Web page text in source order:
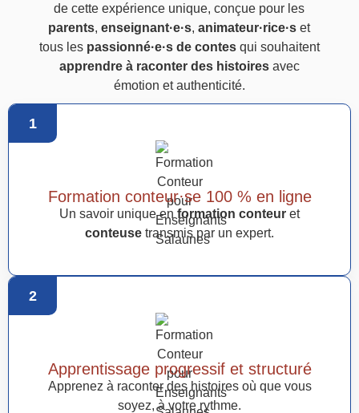
de cette expérience unique, conçue pour les
parents,enseignant·e·s,animateur·rice·s et
tous les passionné·e·s de contesqui souhaitent
apprendre à raconter des histoiresavec
émotion et authenticité.
1
Formation conteur·se 100 % en ligne
Un savoir unique en formation conteur et
conteuse transmis par un expert.
2
Apprentissage progressif et structuré
Apprenez à raconter des histoires où que vous
soyez, à votre rythme.